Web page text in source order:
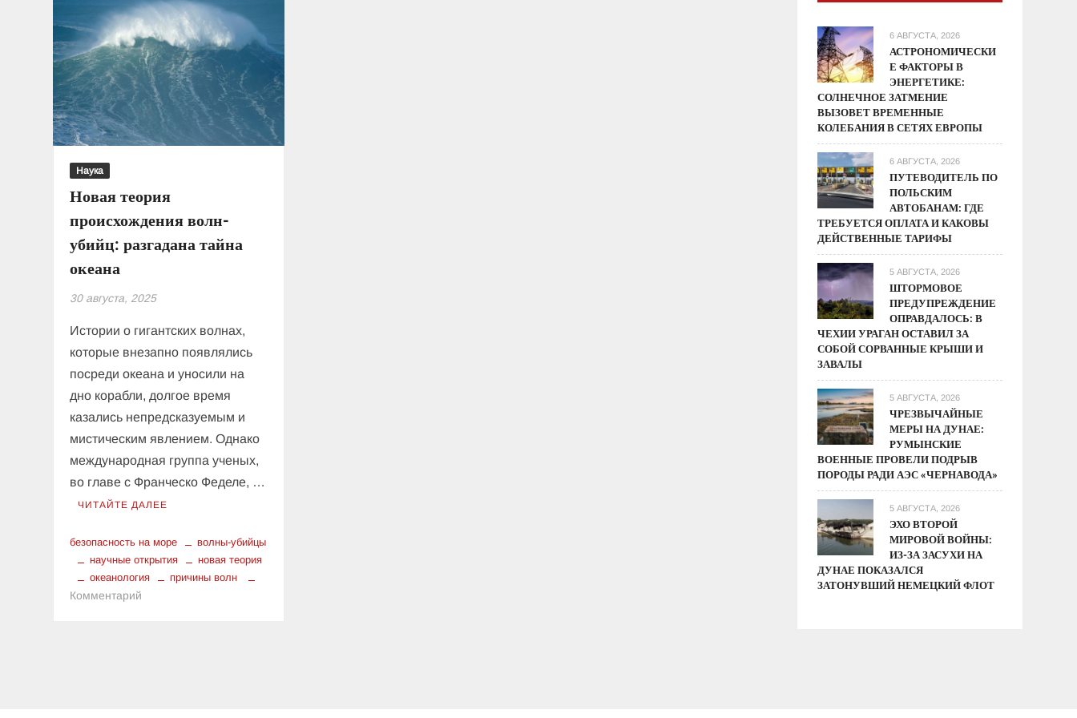
Наука
Новая теория
происхождения волн-
убийц: разгадана тайна
океана
30 августа, 2025
Истории о гигантских волнах,
которые внезапно появлялись
посреди океана и уносили на
дно корабли, долгое время
казались непредсказуемым и
мистическим явлением. Однако
международная группа ученых,
во главе с Франческо Феделе, …
ЧИТАЙТЕ ДАЛЕЕ
безопасность на море
волны-убийцы
научные открытия
новая теория
океанология
причины волн
Комментарий
6 АВГУСТА, 2026
АСТРОНОМИЧЕСКИ
Е ФАКТОРЫ В
ЭНЕРГЕТИКЕ:
СОЛНЕЧНОЕ ЗАТМЕНИЕ
ВЫЗОВЕТ ВРЕМЕННЫЕ
КОЛЕБАНИЯ В СЕТЯХ ЕВРОПЫ
6 АВГУСТА, 2026
ПУТЕВОДИТЕЛЬ ПО
ПОЛЬСКИМ
АВТОБАНАМ: ГДЕ
ТРЕБУЕТСЯ ОПЛАТА И КАКОВЫ
ДЕЙСТВЕННЫЕ ТАРИФЫ
5 АВГУСТА, 2026
ШТОРМОВОЕ
ПРЕДУПРЕЖДЕНИЕ
ОПРАВДАЛОСЬ: В
ЧЕХИИ УРАГАН ОСТАВИЛ ЗА
СОБОЙ СОРВАННЫЕ КРЫШИ И
ЗАВАЛЫ
5 АВГУСТА, 2026
ЧРЕЗВЫЧАЙНЫЕ
МЕРЫ НА ДУНАЕ:
РУМЫНСКИЕ
ВОЕННЫЕ ПРОВЕЛИ ПОДРЫВ
ПОРОДЫ РАДИ АЭС «ЧЕРНАВОДА»
5 АВГУСТА, 2026
ЭХО ВТОРОЙ
МИРОВОЙ ВОЙНЫ:
ИЗ-ЗА ЗАСУХИ НА
ДУНАЕ ПОКАЗАЛСЯ
ЗАТОНУВШИЙ НЕМЕЦКИЙ ФЛОТ